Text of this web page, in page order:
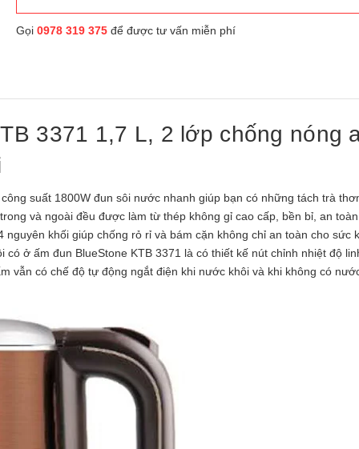
Gọi 0978 319 375để được tư vấn miễn phí
3371 1,7 L, 2 lớp chống nóng
suất 1800W đun sôi nước nhanh giúp bạn có những tách trà
và ngoài đều được làm từ thép không gỉ cao cấp, bền bỉ, an
khối giúp chống rỏ rỉ và bám cặn không chỉ an toàn cho sức
ở ấm đun BlueStone KTB 3371 là có thiết kế nút chỉnh nhiệt độ
vẫn có chế độ tự động ngắt điện khi nước khôi và khi không có